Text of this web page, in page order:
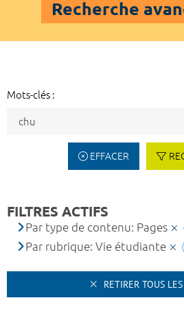
Recherche
Mots-clés :
EFFACER
FILTRES ACTIFS
Par type de contenu: Pages
Par rubrique: Vie étudiante
RETIRER TOUS